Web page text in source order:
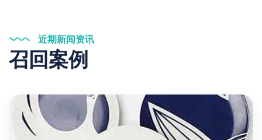
近期新闻资讯
召回案例